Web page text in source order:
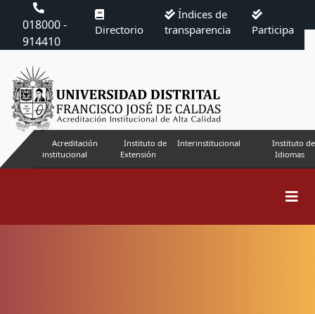
018000 -
914410
Directorio
Índices de
transparencia
Participa
Acreditación
institucional
Instituto de
Extensión
Interinstitucional
Instituto de
Idiomas